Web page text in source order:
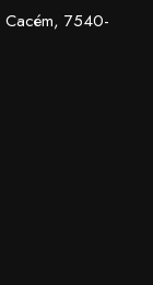
Cacém, 7540-